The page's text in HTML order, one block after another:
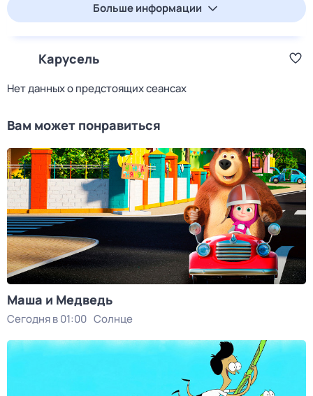
Больше информации
Карусель
Нет данных о предстоящих сеансах
Вам может понравиться
Маша и Медведь
Сегодня в 01:00 Солнце